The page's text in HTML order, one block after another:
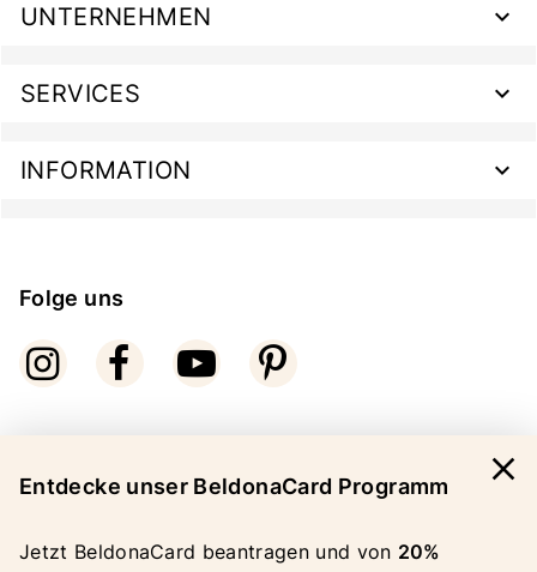
UNTERNEHMEN
SERVICES
INFORMATION
Folge uns
Entdecke unser BeldonaCard Programm
Jetzt BeldonaCard beantragen und von 20%
close